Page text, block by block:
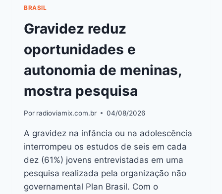
BRASIL
Gravidez reduz
oportunidades e
autonomia de meninas,
mostra pesquisa
Por radioviamix.com.br 04/08/2026
A gravidez na infância ou na adolescência
interrompeu os estudos de seis em cada
dez (61%) jovens entrevistadas em uma
pesquisa realizada pela organização não
governamental Plan Brasil. Com o